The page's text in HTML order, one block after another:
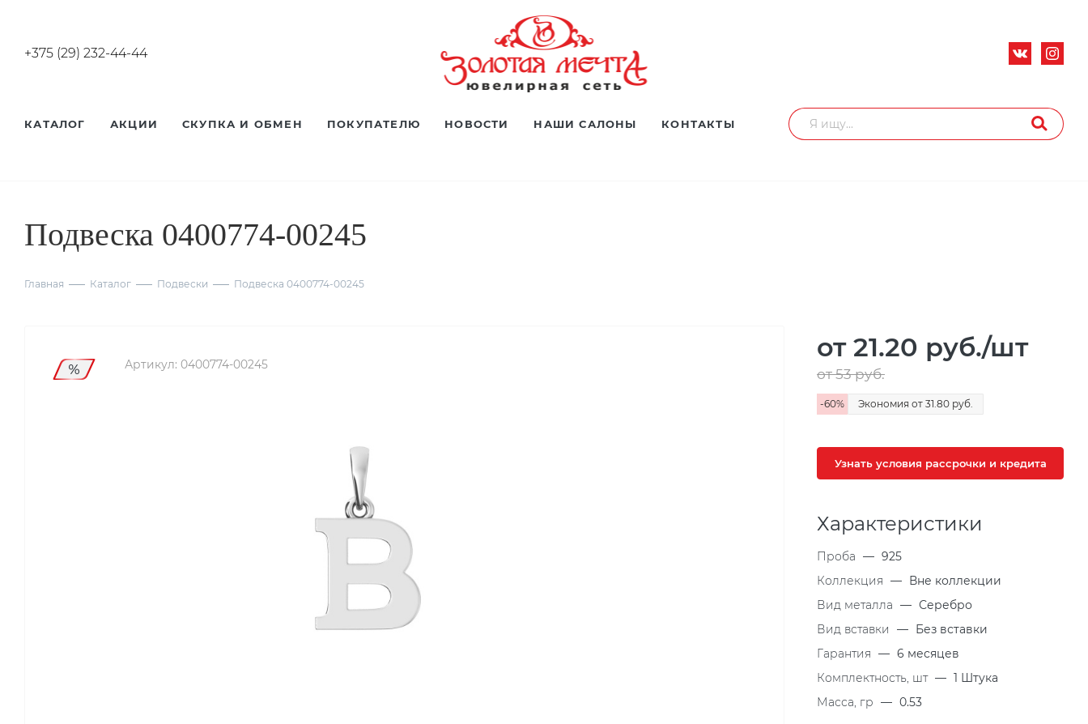
+375 (29) 232-44-44
КАТАЛОГ АКЦИИ СКУПКА И ОБМЕН ПОКУПАТЕЛЮ НОВОСТИ НАШИ САЛОНЫ КОНТАКТЫ
Подвеска 0400774-00245
Главная Каталог Подвески Подвеска 0400774-00245
Артикул: 0400774-00245
от 21.20 руб./шт
от 53руб.
-60% Экономия от 31.80 руб.
Узнать условия рассрочки и кредита
Характеристики
Проба — 925
Коллекция — Вне коллекции
Вид металла — Серебро
Вид вставки
— Без вставки
Гарантия — 6 месяцев
Комплектность, шт — 1 Штука
Масса, гр — 0.53